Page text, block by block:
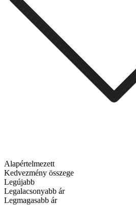
Alapértelmezett
Kedvezmény összege
Legújabb
Legalacsonyabb ár
Legmagasabb ár